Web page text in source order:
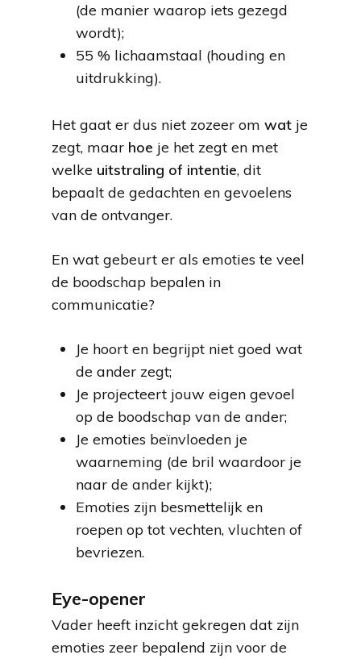
(de manier waarop iets gezegd
wordt);
55 % lichaamstaal (houding en
uitdrukking).
Het gaat er dus niet zozeer om wat je
zegt, maar hoe je het zegt en met
welke uitstraling of intentie, dit
bepaalt de gedachten en gevoelens
van de ontvanger.
En wat gebeurt er als emoties te veel
de boodschap bepalen in
communicatie?
Je hoort en begrijpt niet goed wat
de ander zegt;
Je projecteert jouw eigen gevoel
op de boodschap van de ander;
Je emoties beïnvloeden je
waarneming (de bril waardoor je
naar de ander kijkt);
Emoties zijn besmettelijk en
roepen op tot vechten, vluchten of
bevriezen.
Eye-opener
Vader heeft inzicht gekregen dat zijn
emoties zeer bepalend zijn voor de